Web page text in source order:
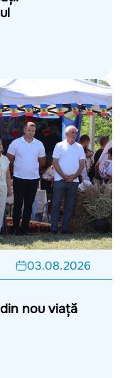
03.08.2026
nou viață